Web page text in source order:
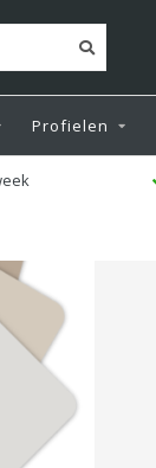
Profielen